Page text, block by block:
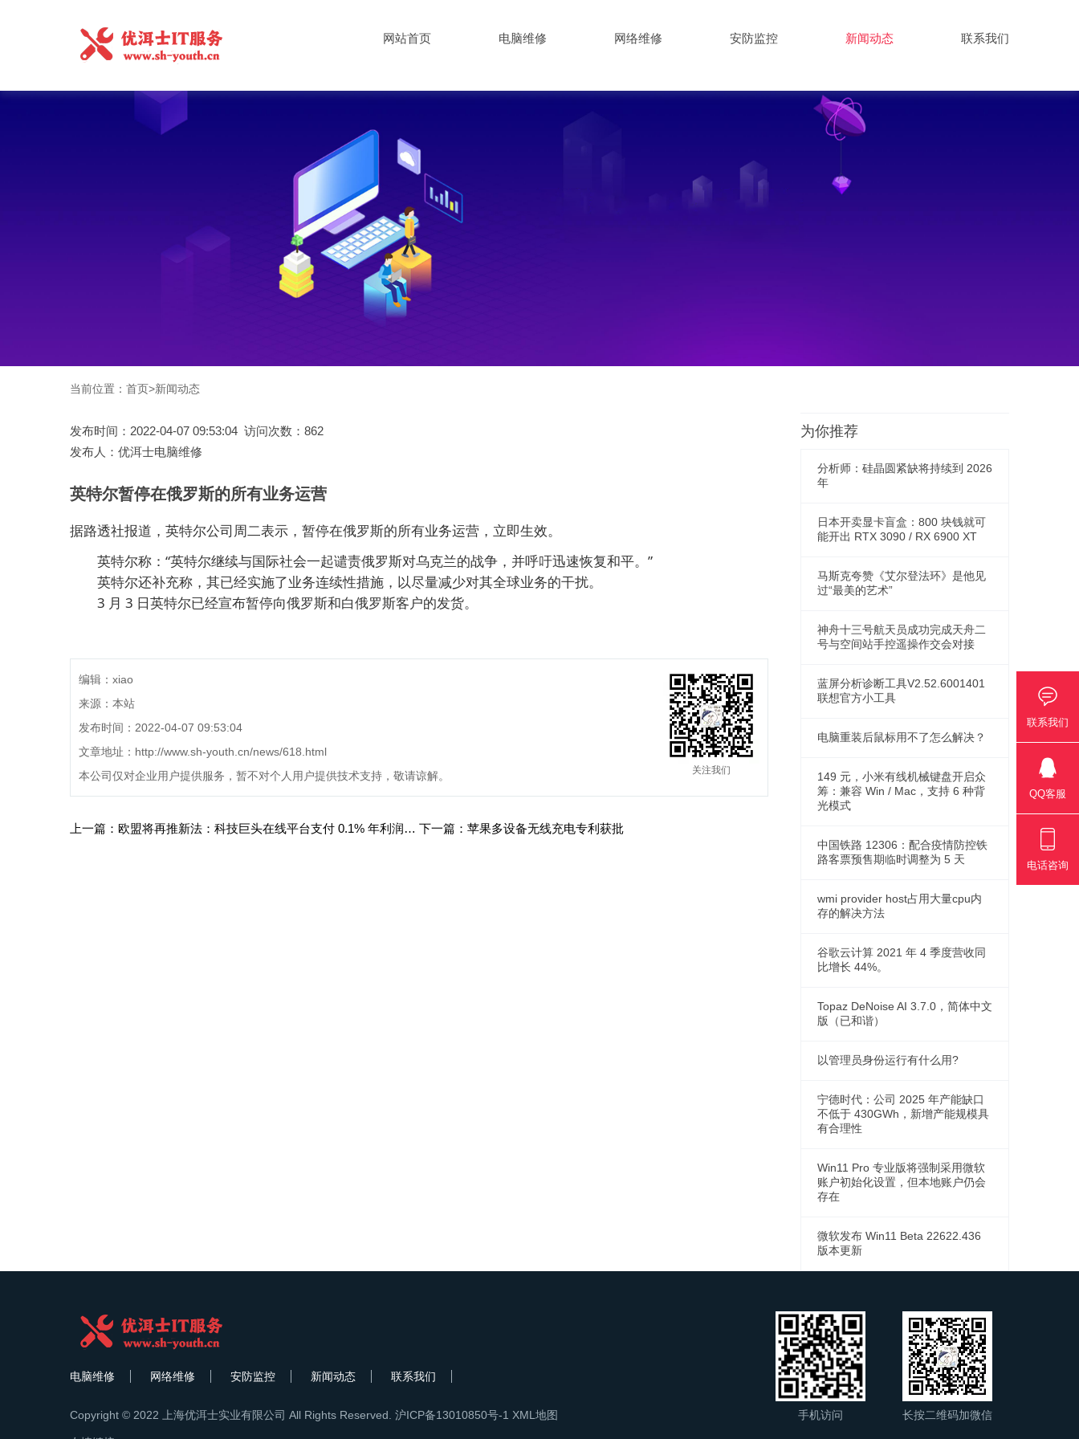
网站首页 电脑维修 网络维修 安防监控 新闻动态 联系我们
当前位置： 首页>新闻动态
为你推荐
分析师：硅晶圆紧缺将持续到 2026
年
日本开卖显卡盲盒：800 块钱就可
能开出 RTX 3090 / RX 6900 XT
马斯克夸赞《艾尔登法环》是他见
过“最美的艺术”
神舟十三号航天员成功完成天舟二
号与空间站手控遥操作交会对接
蓝屏分析诊断工具V2.52.6001401
联想官方小工具
电脑重装后鼠标用不了怎么解决？
149 元，小米有线机械键盘开启众
筹：兼容 Win / Mac，支持 6 种背
光模式
中国铁路 12306：配合疫情防控铁
路客票预售期临时调整为 5 天
wmi provider host占用大量cpu内
存的解决方法
谷歌云计算 2021 年 4 季度营收同
比增长 44%。
Topaz DeNoise AI 3.7.0，简体中文
版（已和谐）
以管理员身份运行有什么用?
宁德时代：公司 2025 年产能缺口
不低于 430GWh，新增产能规模具
有合理性
Win11 Pro 专业版将强制采用微软
账户初始化设置，但本地账户仍会
存在
微软发布 Win11 Beta 22622.436
版本更新
发布时间：2022-04-07 09:53:04 访问次数：862
发布人：优洱士电脑维修
英特尔暂停在俄罗斯的所有业务运营
据路透社报道，英特尔公司周二表示，暂停在俄罗斯的所有业务运营，立即生效。
英特尔称：“英特尔继续与国际社会一起谴责俄罗斯对乌克兰的战争，并呼吁迅速恢复和平。”
英特尔还补充称，其已经实施了业务连续性措施，以尽量减少对其全球业务的干扰。
3 月 3 日英特尔已经宣布暂停向俄罗斯和白俄罗斯客户的发货。
关注我们
编辑：xiao
来源：本站
发布时间：2022-04-07 09:53:04
文章地址： http://www.sh-youth.cn/news/618.html
本公司仅对企业用户提供服务，暂不对个人用户提供技术支持，敬请谅解。
上一篇：欧盟将再推新法：科技巨头在线平台支付 0.1% 年利润作为监督费 下一篇：苹果多设备无线充电专利获批
手机访问 长按二维码加微信
电脑维修 网络维修 安防监控 新闻动态 联系我们
Copyright © 2022 上海优洱士实业有限公司 All Rights Reserved. 沪ICP备13010850号-1 XML地图
联系我们
QQ客服
电话咨询